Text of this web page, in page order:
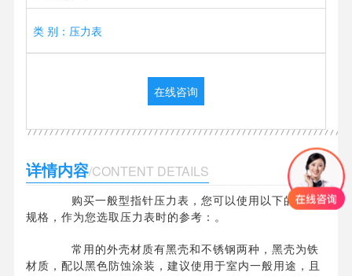
类 别：压力表
在线咨询
详情内容/CONTENT DETAILS
购买一般型指针压力表，您可以使用以下的常用
规格，作为您选取压力表时的参考：。
常用的外壳材质有黑壳和不锈钢两种，黑壳为铁
材质，配以黑色防蚀涂装，建议使用于室内一般用途，且